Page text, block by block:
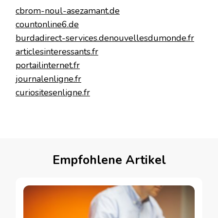
cbrom-noul-asezamant.de
countonline6.de
burdadirect-services.denouvellesdumonde.fr
articlesinteressants.fr
portailinternet.fr
journalenligne.fr
curiositesenligne.fr
Empfohlene Artikel